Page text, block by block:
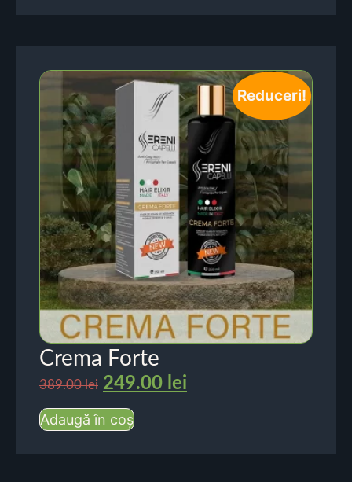
Reduceri!
Crema Forte
389.00lei 249.00 lei
Adaugă în coș